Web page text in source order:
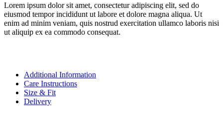
Lorem ipsum dolor sit amet, consectetur adipiscing elit, sed do
eiusmod tempor incididunt ut labore et dolore magna aliqua. Ut
enim ad minim veniam, quis nostrud exercitation ullamco laboris nisi
ut aliquip ex ea commodo consequat.
Additional Information
Care Instructions
Size & Fit
Delivery